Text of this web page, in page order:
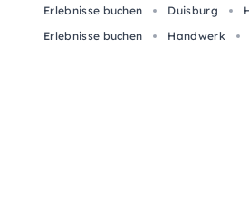
Erlebnisse buchen Duisburg
Erlebnisse buchen
Handwerk